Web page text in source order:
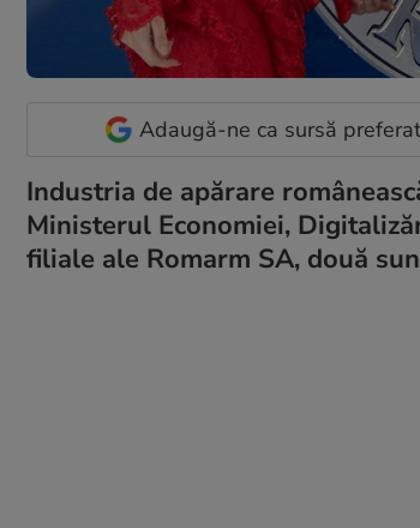
Adaugă-ne ca sursă
Industria de apărare
Ministerul Economiei,
filiale ale Romarm SA, două